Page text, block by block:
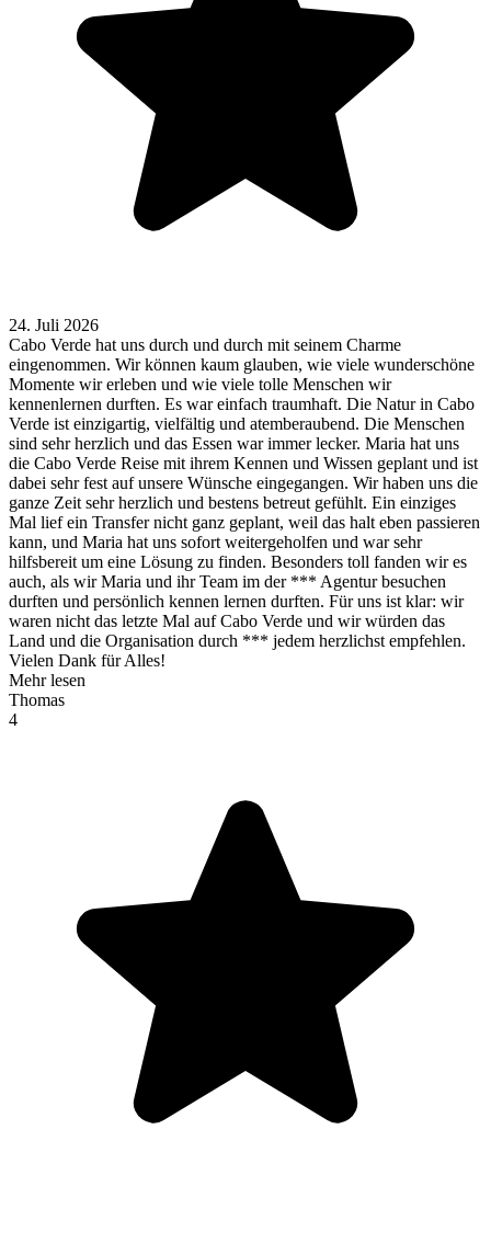
24. Juli 2026
Cabo Verde hat uns durch und durch mit seinem Charme
eingenommen. Wir können kaum glauben, wie viele wunderschöne
Momente wir erleben und wie viele tolle Menschen wir
kennenlernen durften. Es war einfach traumhaft. Die Natur in Cabo
Verde ist einzigartig, vielfältig und atemberaubend. Die Menschen
sind sehr herzlich und das Essen war immer lecker. Maria hat uns
die Cabo Verde Reise mit ihrem Kennen und Wissen geplant und ist
dabei sehr fest auf unsere Wünsche eingegangen. Wir haben uns die
ganze Zeit sehr herzlich und bestens betreut gefühlt. Ein einziges
Mal lief ein Transfer nicht ganz geplant, weil das halt eben passieren
kann, und Maria hat uns sofort weitergeholfen und war sehr
hilfsbereit um eine Lösung zu finden. Besonders toll fanden wir es
auch, als wir Maria und ihr Team im der *** Agentur besuchen
durften und persönlich kennen lernen durften. Für uns ist klar: wir
waren nicht das letzte Mal auf Cabo Verde und wir würden das
Land und die Organisation durch *** jedem herzlichst empfehlen.
Vielen Dank für Alles!
Mehr lesen
Thomas
4